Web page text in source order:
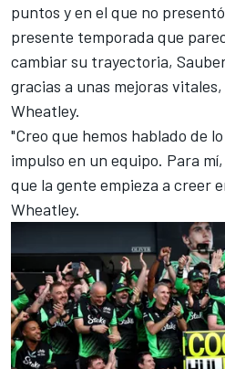
puntos y en el que no
presente temporada que
cambiar su trayectoria,
gracias a unas mejoras vitales,
Wheatley.
"Creo que hemos hablado de
impulso en un equipo. Para
que la gente empieza a creer
Wheatley.